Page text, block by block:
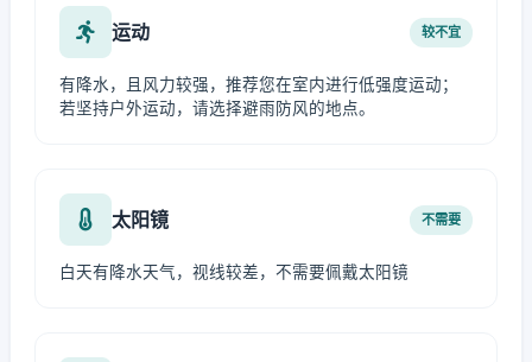
运动 较不宜
有降水，且风力较强，推荐您在室内进行低强度运动；
若坚持户外运动，请选择避雨防风的地点。
太阳镜 不需要
白天有降水天气，视线较差，不需要佩戴太阳镜